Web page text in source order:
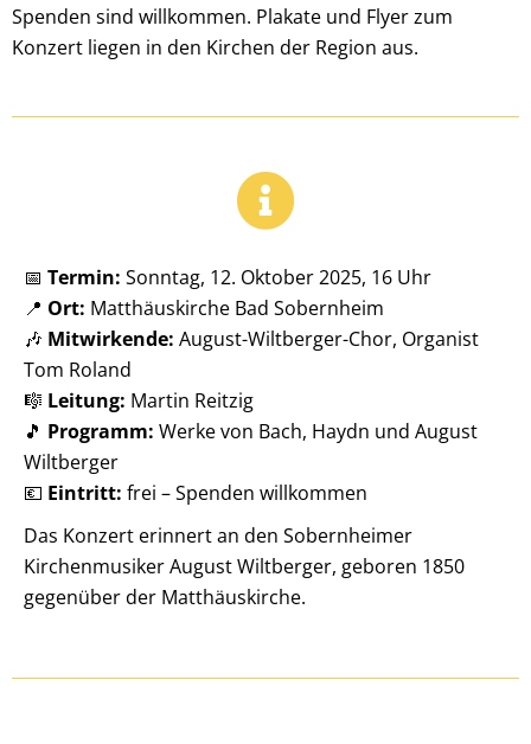
Spenden sind willkommen. Plakate und Flyer zum
Konzert liegen in den Kirchen der Region aus.
📅 Termin: Sonntag, 12. Oktober 2025, 16 Uhr
📍 Ort: Matthäuskirche Bad Sobernheim
🎶 Mitwirkende: August-Wiltberger-Chor, Organist
Tom Roland
🎼 Leitung: Martin Reitzig
🎵 Programm: Werke von Bach, Haydn und August
Wiltberger
💶 Eintritt: frei – Spenden willkommen
Das Konzert erinnert an den Sobernheimer
Kirchenmusiker August Wiltberger, geboren 1850
gegenüber der Matthäuskirche.